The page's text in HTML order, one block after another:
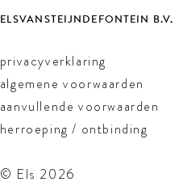
ELSVANSTEIJNDEFONTEIN B.V.
privacyverklaring
algemene voorwaarden
aanvullende voorwaarden
herroeping / ontbinding
© Els 2026